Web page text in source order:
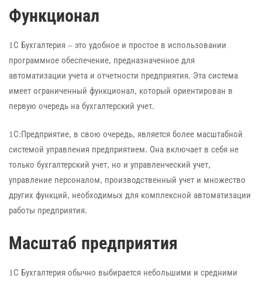
Функционал
1С Бухгалтерия – это удобное и простое в использовании
программное обеспечение, предназначенное для
автоматизации учета и отчетности предприятия. Эта система
имеет ограниченный функционал, который ориентирован в
первую очередь на бухгалтерский учет.
1С:Предприятие, в свою очередь, является более масштабной
системой управления предприятием. Она включает в себя не
только бухгалтерский учет, но и управленческий учет,
управление персоналом, производственный учет и множество
других функций, необходимых для комплексной автоматизации
работы предприятия.
Масштаб предприятия
1С Бухгалтерия обычно выбирается небольшими и средними